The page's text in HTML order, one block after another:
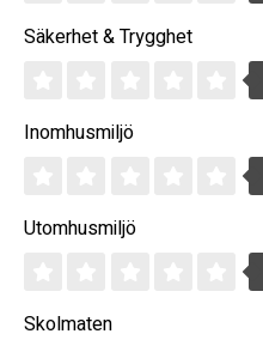
Säkerhet & Trygghet
Inomhusmiljö
Utomhusmiljö
Skolmaten